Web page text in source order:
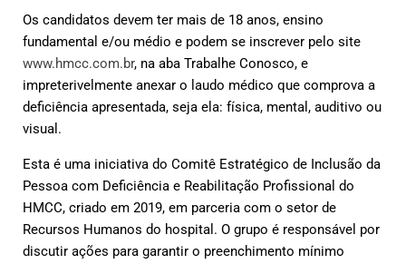
Os candidatos devem ter mais de 18 anos, ensino
fundamental e/ou médio e podem se inscrever pelo site
www.hmcc.com.br, na aba Trabalhe Conosco, e
impreterivelmente anexar o laudo médico que comprova a
deficiência apresentada, seja ela: física, mental, auditivo ou
visual.
Esta é uma iniciativa do Comitê Estratégico de Inclusão da
Pessoa com Deficiência e Reabilitação Profissional do
HMCC, criado em 2019, em parceria com o setor de
Recursos Humanos do hospital. O grupo é responsável por
discutir ações para garantir o preenchimento mínimo